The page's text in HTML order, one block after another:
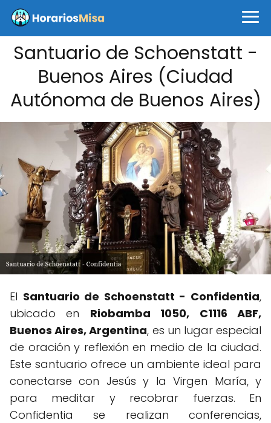
Santuario de Schoenstatt -
Buenos Aires (Ciudad
Autónoma de Buenos Aires)
El Santuario de Schoenstatt - Confidentia,
ubicado en Riobamba 1050, C1116 ABF,
Buenos Aires, Argentina, es un lugar especial
de oración y reflexión en medio de la ciudad.
Este santuario ofrece un ambiente ideal para
conectarse con Jesús y la Virgen María, y
para meditar y recobrar fuerzas. En
Confidentia se realizan conferencias,